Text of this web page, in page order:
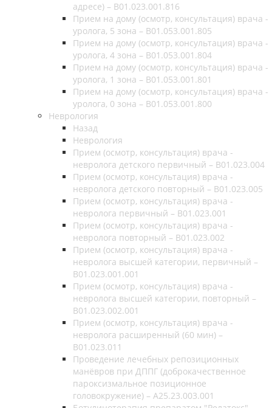
адресе) – B01.023.001.816
Прием на дому (осмотр, консультация) врача -
уролога, 5 зона – B01.053.001.805
Прием на дому (осмотр, консультация) врача -
уролога, 4 зона – B01.053.001.804
Прием на дому (осмотр, консультация) врача -
уролога, 1 зона – B01.053.001.801
Прием на дому (осмотр, консультация) врача -
уролога, 0 зона – B01.053.001.800
Неврология
Назад
Неврология
Прием (осмотр, консультация) врача -
невролога детского первичный – B01.023.004
Прием (осмотр, консультация) врача -
невролога детского повторный – B01.023.005
Прием (осмотр, консультация) врача -
невролога первичный – B01.023.001
Прием (осмотр, консультация) врача -
невролога повторный – B01.023.002
Прием (осмотр, консультация) врача -
невролога высшей категории, первичный –
B01.023.001.001
Прием (осмотр, консультация) врача -
невролога высшей категории, повторный –
B01.023.002.001
Прием (осмотр, консультация) врача -
невролога расширенный (60 мин) –
B01.023.011
Проведение лечебных репозиционных
манёвров при ДППГ (доброкачественное
пароксизмальное позиционное
головокружение) – A25.23.003.001